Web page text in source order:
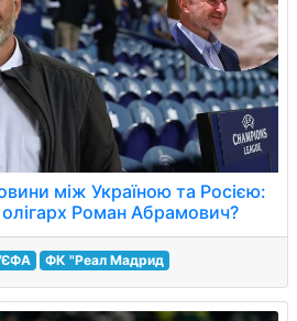
між Україною та Росією:
олігарх Роман Абрамович?
ФК "Реал Мадрид